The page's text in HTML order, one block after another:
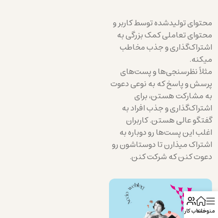
محتوای تولیدشده توسط کاربر و
محتوای تعاملی کمک بزرگی به
اشتراک‌گذاری و جذب مخاطب
میکنه.
مثلاً نظرسنجی‌ها و پست‌های
پرسش و پاسخ که به نوعی دعوت
به مشارکت هستن، برای
اشتراک‌گذاری و جذب افراد به
گفتگو عالی هستن. کاربران
اغلب این پست‌ها رو دوباره به
اشتراک میذارن تا دوستاشون رو
دعوت کنن که شرکت کنن.
منوخانه
حساب کاربری